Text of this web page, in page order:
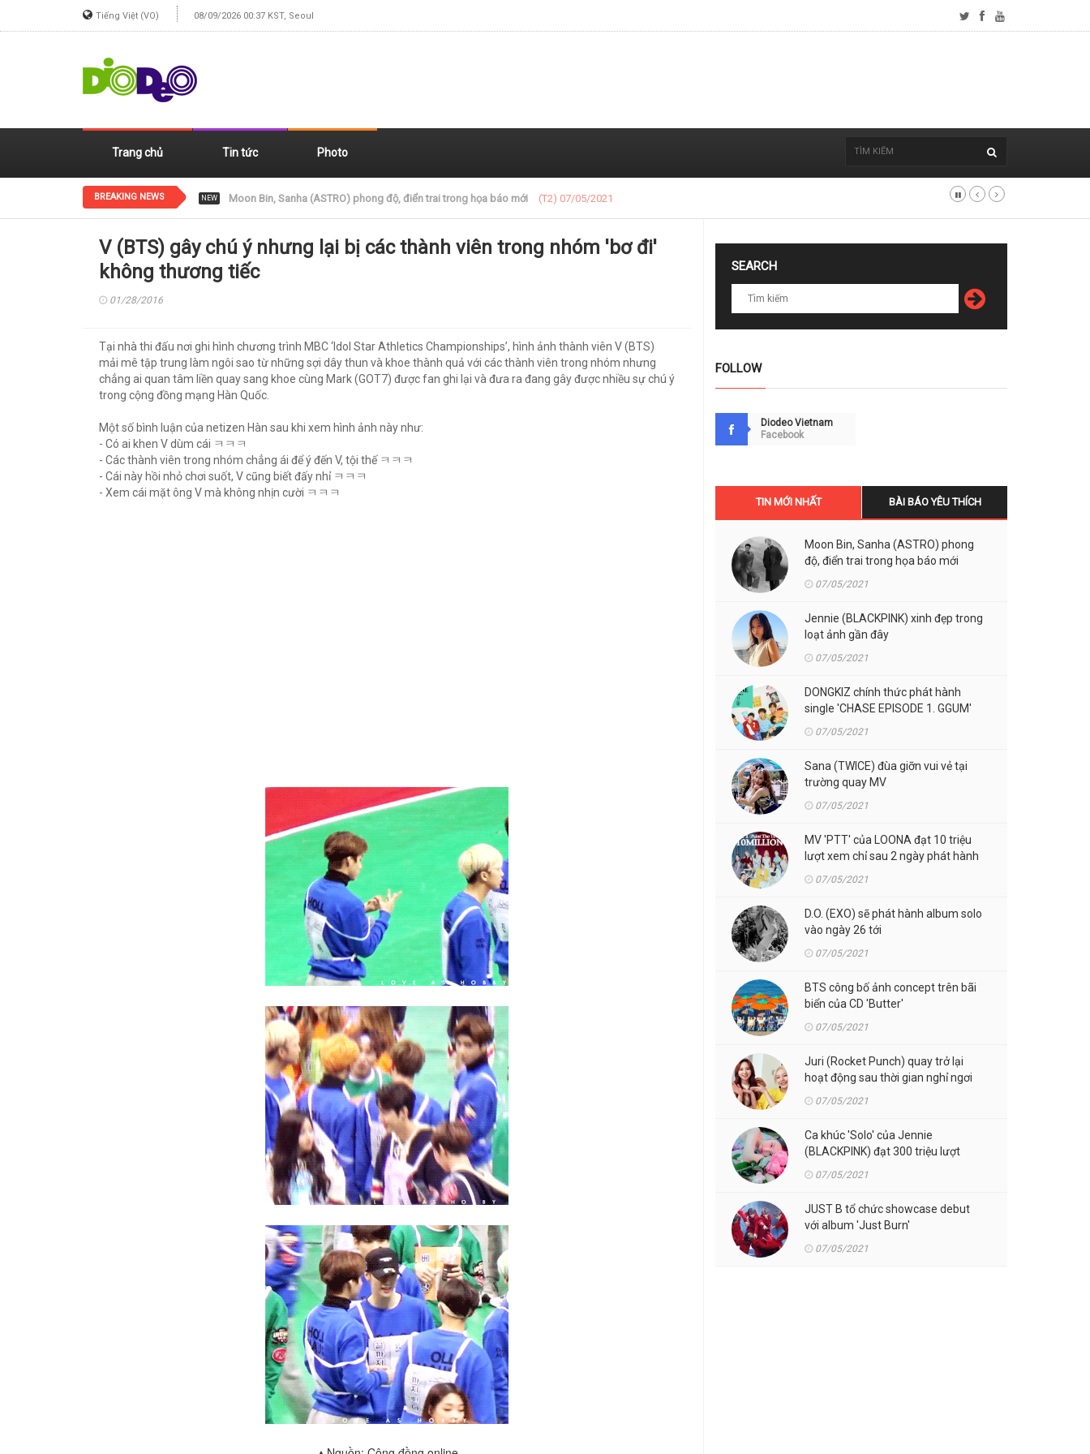
Tiếng Việt (VO) 08/09/2026 00:37 KST, Seoul
Trang chủ Tin tức Photo
BREAKING NEWS NEW Jennie (BLACKPINK) xinh đẹp trong loạt ảnh gần đây (T2) 07/05/2021
V (BTS) gây chú ý nhưng lại bị các thành viên trong nhóm 'bơ đi'
không thương tiếc
01/28/2016
Tại nhà thi đấu nơi ghi hình chương trình MBC ‘Idol Star Athletics Championships’, hình ảnh thành viên V (BTS)
mải mê tập trung làm ngôi sao từ những sợi dây thun và khoe thành quả với các thành viên trong nhóm nhưng
chẳng ai quan tâm liền quay sang khoe cùng Mark (GOT7) được fan ghi lại và đưa ra đang gây được nhiều sự chú ý
trong cộng đồng mạng Hàn Quốc.
Một số bình luận của netizen Hàn sau khi xem hình ảnh này như:
- Có ai khen V dùm cái ㅋㅋㅋ
- Các thành viên trong nhóm chẳng ái để ý đến V, tội thế ㅋㅋㅋ
- Cái này hồi nhỏ chơi suốt, V cũng biết đấy nhỉ ㅋㅋㅋ
- Xem cái mặt ông V mà không nhịn cười ㅋㅋㅋ
SEARCH
FOLLOW
Diodeo Vietnam
Facebook
TIN MỚI NHẤT BÀI BÁO YÊU THÍCH
Moon Bin, Sanha (ASTRO) phong
độ, điển trai trong họa báo mới
07/05/2021
Jennie (BLACKPINK) xinh đẹp trong
loạt ảnh gần đây
07/05/2021
DONGKIZ chính thức phát hành
single 'CHASE EPISODE 1. GGUM'
07/05/2021
Sana (TWICE) đùa giỡn vui vẻ tại
trường quay MV
07/05/2021
MV 'PTT' của LOONA đạt 10 triệu
lượt xem chỉ sau 2 ngày phát hành
07/05/2021
D.O. (EXO) sẽ phát hành album solo
vào ngày 26 tới
07/05/2021
BTS công bố ảnh concept trên bãi
biển của CD 'Butter'
07/05/2021
Juri (Rocket Punch) quay trở lại
hoạt động sau thời gian nghỉ ngơi
07/05/2021
Ca khúc 'Solo' của Jennie
(BLACKPINK) đạt 300 triệu lượt
07/05/2021
JUST B tổ chức showcase debut
với album 'Just Burn'
07/05/2021